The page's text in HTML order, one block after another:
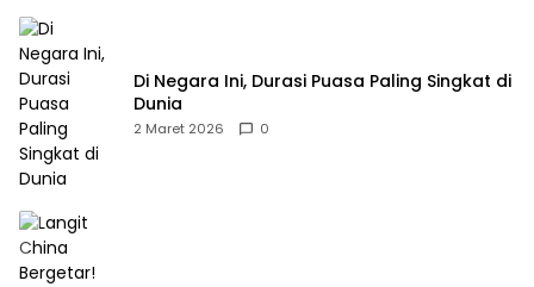
Di Negara Ini, Durasi Puasa Paling Singkat di
Dunia
2 Maret 2026 0